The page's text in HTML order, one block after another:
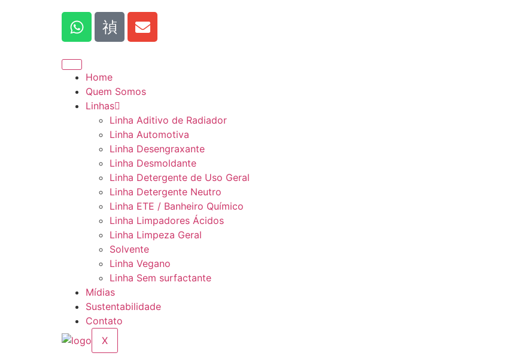
Home
Quem Somos
Linhas
Linha Aditivo de Radiador
Linha Automotiva
Linha Desengraxante
Linha Desmoldante
Linha Detergente de Uso Geral
Linha Detergente Neutro
Linha ETE / Banheiro Químico
Linha Limpadores Ácidos
Linha Limpeza Geral
Solvente
Linha Vegano
Linha Sem surfactante
Mídias
Sustentabilidade
Contato
X